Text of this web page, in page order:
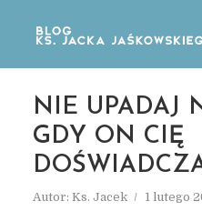
NIE UPADAJ
GDY ON CIĘ
Autor: Ks. Jacek 1 lutego